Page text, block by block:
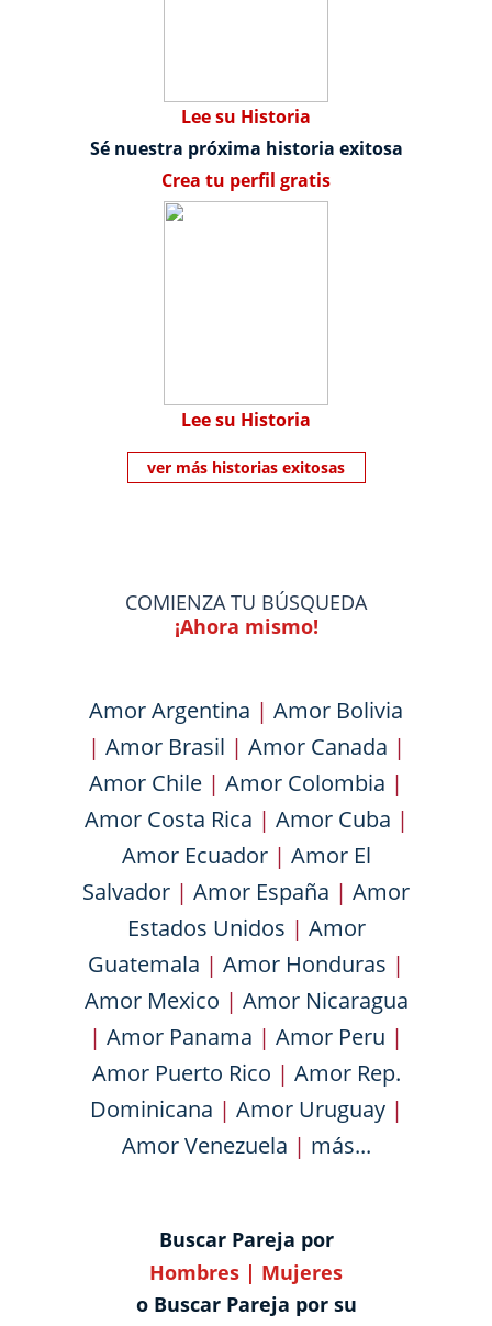
Lee su Historia
Sé nuestra próxima historia exitosa
Crea tu perfil gratis
Lee su Historia
ver más historias exitosas
COMIENZA TU BÚSQUEDA
¡Ahora mismo!
Amor Argentina | Amor Bolivia
| Amor Brasil | Amor Canada |
Amor Chile | Amor Colombia |
Amor Costa Rica | Amor Cuba |
Amor Ecuador| Amor El
Salvador | Amor España | Amor
Estados Unidos | Amor
Guatemala | Amor Honduras |
Amor Mexico | Amor Nicaragua
| Amor Panama | Amor Peru |
Amor Puerto Rico | Amor Rep.
Dominicana | Amor Uruguay|
Amor Venezuela | más...
Buscar Pareja por
Hombres | Mujeres
o Buscar Pareja por su